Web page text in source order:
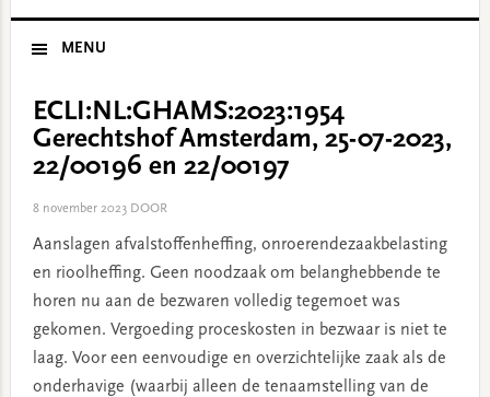
MENU
ECLI:NL:GHAMS:2023:1954
Gerechtshof Amsterdam, 25-07-2023,
22/00196 en 22/00197
8 november 2023DOOR
Aanslagen afvalstoffenheffing, onroerendezaakbelasting
en rioolheffing. Geen noodzaak om belanghebbende te
horen nu aan de bezwaren volledig tegemoet was
gekomen. Vergoeding proceskosten in bezwaar is niet te
laag. Voor een eenvoudige en overzichtelijke zaak als de
onderhavige (waarbij alleen de tenaamstelling van de